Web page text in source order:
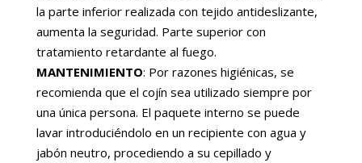
la parte inferior realizada con tejido antideslizante,
aumenta la seguridad. Parte superior con
tratamiento retardante al fuego.
MANTENIMIENTO: Por razones higiénicas, se
recomienda que el cojín sea utilizado siempre por
una única persona. El paquete interno se puede
lavar introduciéndolo en un recipiente con agua y
jabón neutro, procediendo a su cepillado y